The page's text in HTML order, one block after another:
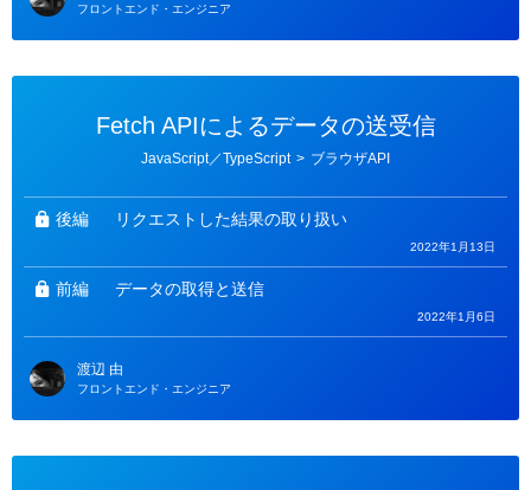
フロントエンド・エンジニア
Fetch APIによるデータの送受信
リ
ー
JavaScript／TypeScript > ブラウザAPI
後編 リクエストした結果の取り扱い
2022年1月13日
前編 データの取得と送信
2022年1月6日
渡辺 由
フロントエンド・エンジニア